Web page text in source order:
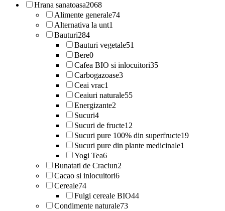
Hrana sanatoasa2068
Alimente generale74
Alternativa la unt1
Bauturi284
Bauturi vegetale51
Bere0
Cafea BIO si inlocuitori35
Carbogazoase3
Ceai vrac1
Ceaiuri naturale55
Energizante2
Sucuri4
Sucuri de fructe12
Sucuri pure 100% din superfructe19
Sucuri pure din plante medicinale1
Yogi Tea6
Bunatati de Craciun2
Cacao si inlocuitori6
Cereale74
Fulgi cereale BIO44
Condimente naturale73